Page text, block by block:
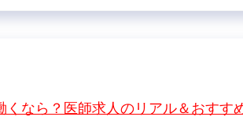
くなら？医師求人のリアル＆おすす